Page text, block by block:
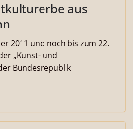
aus
2011 und noch bis zum 22.
„Kunst- und
Bundesrepublik